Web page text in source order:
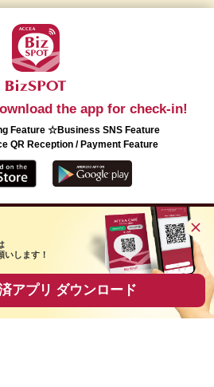
the app for check-in!
Feature ☆Business SNS Feature
QR Reception / Payment Feature
Co., Ltd. All Rights Reserved.
いします！
アプリ ダウンロード